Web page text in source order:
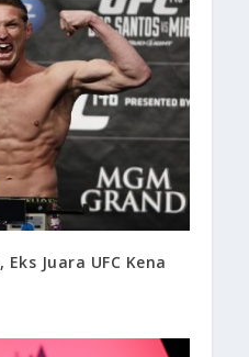
Juara UFC Kena